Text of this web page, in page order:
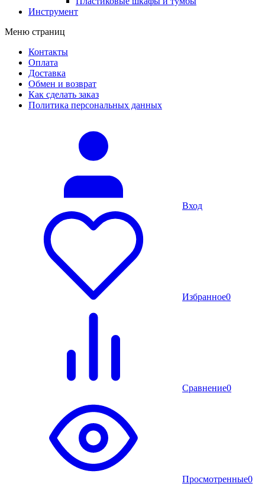
Инструмент
Меню страниц
Контакты
Оплата
Доставка
Обмен и возврат
Как сделать заказ
Политика персональных данных
Вход
Избранное0
Сравнение0
Просмотренные0